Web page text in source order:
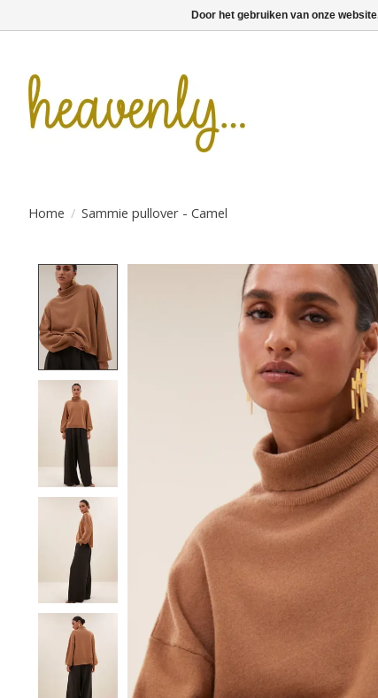
Home / Sammie pullover - Camel
Product image slideshow Items
Door het gebruiken van onze